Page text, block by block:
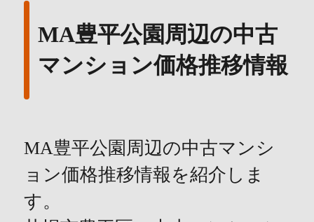
MA豊平公園周辺の中古
マンション価格推移情報
MA豊平公園周辺の中古マンシ
ョン価格推移情報を紹介しま
す。